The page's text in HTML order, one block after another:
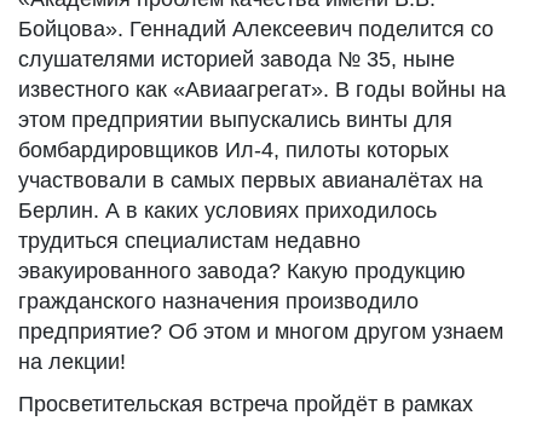
Бойцова». Геннадий Алексеевич поделится со
слушателями историей завода № 35, ныне
известного как «Авиаагрегат». В годы войны на
этом предприятии выпускались винты для
бомбардировщиков Ил-4, пилоты которых
участвовали в самых первых авианалётах на
Берлин. А в каких условиях приходилось
трудиться специалистам недавно
эвакуированного завода? Какую продукцию
гражданского назначения производило
предприятие? Об этом и многом другом узнаем
на лекции!
Просветительская встреча пройдёт в рамках